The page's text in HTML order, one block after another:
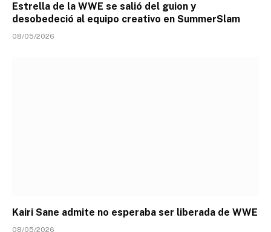
Estrella de la WWE se salió del guion y
desobedeció al equipo creativo en SummerSlam
08/05/2026
Kairi Sane admite no esperaba ser liberada de WWE
08/05/2026